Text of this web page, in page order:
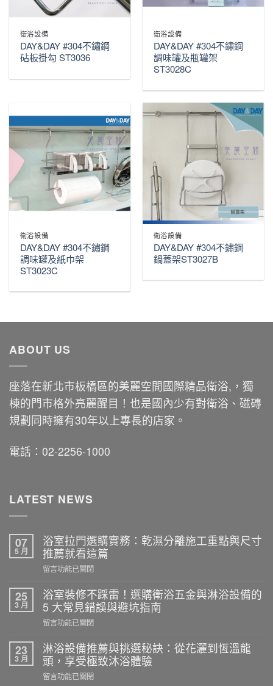
衛浴設備
DAY&DAY #304不鏽鋼
砧板掛勾 ST3036
衛浴設備
DAY&DAY #304不鏽鋼
調味罐及瓶罐架
ST3028C
衛浴設備
DAY&DAY #304不鏽鋼
調味罐及紙巾架
ST3023C
衛浴設備
DAY&DAY #304不鏽鋼
鍋蓋架ST3027B
ABOUT US
座落在新北市板橋區的美麗空間國際精品衛浴,，獨
棟的門市格外亮麗醒目！也是國內少有對衛浴、磁磚
規劃同時擁有30年以上專長的店家。
電話：02-2256-1000
LATEST NEWS
07
5 月
浴室拉門選購實務：乾濕分離施工重點與尺寸
推薦就看這篇
在
室
拉
門
選
實
務：
乾
留言功能已關閉
25
3 月
浴室裝修不踩雷！選購衛浴五金與淋浴設備的
5 大常見錯誤與避坑指南
在
室
裝
修
不
留言功能已關閉
23
3 月
淋浴設備推薦與挑選秘訣：從花灑到恆溫龍
頭，享受極致沐浴體驗
在
留言功能已關閉